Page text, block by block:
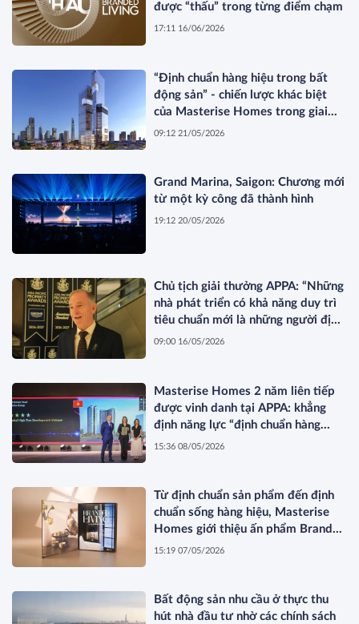
được “thấu” trong từng điểm chạm
17:11 16/06/2026
“Định chuẩn hàng hiệu trong bất
động sản” - chiến lược khác biệt
của Masterise Homes trong giai
đoạn thị trường tái cấu trúc
09:12 21/05/2026
Grand Marina, Saigon: Chương mới
từ một kỳ công đã thành hình
19:12 20/05/2026
Chủ tịch giải thưởng APPA: “Những
nhà phát triển có khả năng duy trì
tiêu chuẩn mới là những người định
hình thị trường”
09:00 16/05/2026
Masterise Homes 2 năm liên tiếp
được vinh danh tại APPA: khẳng
định năng lực “định chuẩn hàng
hiệu” được quốc tế công nhận
15:36 08/05/2026
Từ định chuẩn sản phẩm đến định
chuẩn sống hàng hiệu, Masterise
Homes giới thiệu ấn phẩm Branded
Living Magazine
15:19 07/05/2026
Bất động sản nhu cầu ở thực thu
hút nhà đầu tư nhờ các chính sách